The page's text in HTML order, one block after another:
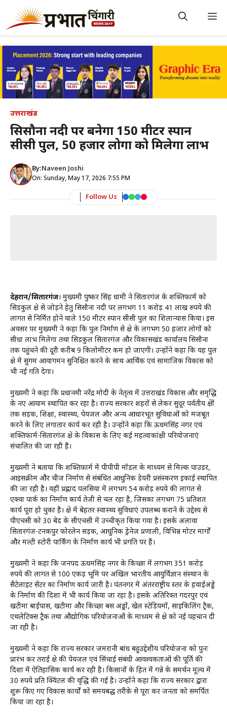
content
उत्तराखंड
सिसौना नदी पर बनेगा 150 मीटर स्पान
सीसी पुल, 50 हजार लोगों को मिलेगा लाभ
By:Naveen Joshi
On: Sunday, May 17, 2026 7:55 PM
Follow Us
देहरादून/सितारगंज। मुख्यमंत्री पुष्कर सिंह धामी ने सितारगंज के शक्तिफार्म को
सिडकुल क्षेत्र से जोड़ने हेतु सिसौना नदी पर लगभग 11 करोड़ 41 लाख रुपये की
लागत से निर्मित होने वाले 150 मीटर स्पान सीसी पुल का शिलान्यास किया। इस
अवसर पर मुख्यमंत्री ने कहा कि पुल निर्माण से क्षेत्र के लगभग 50 हजार लोगों को
सीधा लाभ मिलेगा तथा सिडकुल सितारगंज और विकासखंड कार्यालय सिसौना
तक पहुंचने की दूरी करीब 9 किलोमीटर कम हो जाएगी। उन्होंने कहा कि यह पुल
क्षेत्र में सुगम आवागमन सुनिश्चित करने के साथ आर्थिक एवं सामाजिक विकास को
भी नई गति देगा।
मुख्यमंत्री ने कहा कि प्रधानमंत्री नरेंद्र मोदी के नेतृत्व में उत्तराखंड विकास और समृद्धि
के नए आयाम स्थापित कर रहा है। राज्य सरकार शहरों से लेकर सुदूर पर्वतीय क्षेत्रों
तक सड़क, शिक्षा, स्वास्थ्य, पेयजल और अन्य आधारभूत सुविधाओं को मजबूत
करने के लिए लगातार कार्य कर रही है। उन्होंने कहा कि ऊधमसिंह नगर एवं
शक्तिफार्म-सितारगंज क्षेत्र के विकास के लिए कई महत्वाकांक्षी परियोजनाएं
संचालित की जा रही हैं।
मुख्यमंत्री ने बताया कि शक्तिफार्म में पीपीपी मॉडल के माध्यम से मिल्क पाउडर,
आइसक्रीम और चीज निर्माण से संबंधित आधुनिक डेयरी प्रसंस्करण इकाई स्थापित
की जा रही है। वहीं प्रह्लाद पलसिया में लगभग 54 करोड़ रुपये की लागत से
एक्वा पार्क का निर्माण कार्य तेजी से चल रहा है, जिसका लगभग 75 प्रतिशत
कार्य पूरा हो चुका है। क्षेत्र में बेहतर स्वास्थ्य सुविधाएं उपलब्ध कराने के उद्देश्य से
पीएचसी को 30 बेड के सीएचसी में उच्चीकृत किया गया है। इसके अलावा
सितारगंज-टनकपुर फोरलेन सड़क, आधुनिक ड्रेनेज प्रणाली, विभिन्न मोटर मार्गों
और मल्टी स्टोरी पार्किंग के निर्माण कार्य भी प्रगति पर हैं।
मुख्यमंत्री ने कहा कि जनपद ऊधमसिंह नगर के किच्छा में लगभग 351 करोड़
रुपये की लागत से 100 एकड़ भूमि पर अखिल भारतीय आयुर्विज्ञान संस्थान के
सैटेलाइट सेंटर का निर्माण कार्य जारी है। पंतनगर में अंतरराष्ट्रीय स्तर के हवाईअड्डे
के निर्माण की दिशा में भी कार्य किया जा रहा है। इसके अतिरिक्त गदरपुर एवं
खटीमा बाईपास, खटीमा और किच्छा बस अड्डों, खेल स्टेडियमों, साइकिलिंग ट्रैक,
एथलेटिक्स ट्रैक तथा औद्योगिक परियोजनाओं के माध्यम से क्षेत्र को नई पहचान दी
जा रही है।
मुख्यमंत्री ने कहा कि राज्य सरकार जमरानी बांध बहुउद्देशीय परियोजना को पुनः
प्रारंभ कर तराई क्षेत्र की पेयजल एवं सिंचाई संबंधी आवश्यकताओं की पूर्ति की
दिशा में ऐतिहासिक कार्य कर रही है। किसानों के हित में गन्ने के समर्थन मूल्य में
30 रुपये प्रति क्विंटल की वृद्धि की गई है। उन्होंने कहा कि राज्य सरकार द्वारा
शुरू किए गए विकास कार्यों को समयबद्ध तरीके से पूरा कर जनता को समर्पित
किया जा रहा है।